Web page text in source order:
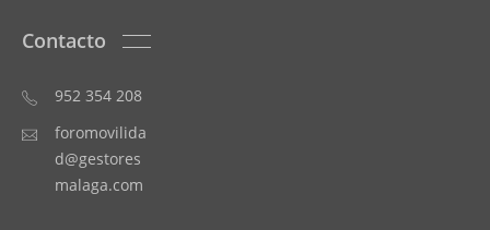
Contacto
952 354 208
foromovilida
d@gestores
malaga.com